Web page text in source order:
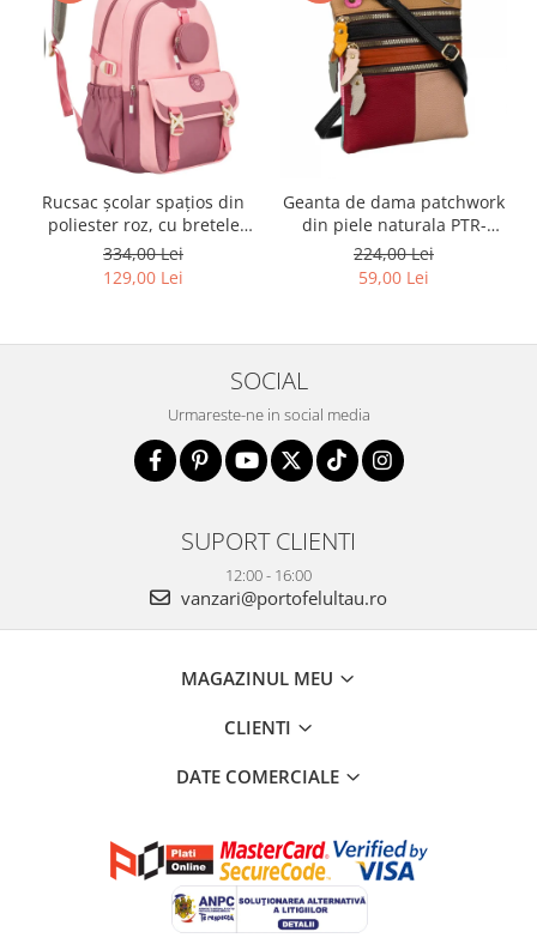
Rucsac școlar spațios din
poliester roz, cu bretele
reglabile - Peterson PTR-
PTN 8610-1327 PINK
334,00 Lei
129,00 Lei
Geanta de dama patchwork
din piele naturala PTR-
1718-SKL-6922 MULTI
224,00 Lei
59,00 Lei
SOCIAL
Urmareste-ne in social media
SUPORT CLIENTI
12:00 - 16:00
vanzari@portofelultau.ro
MAGAZINUL MEU
CLIENTI
DATE COMERCIALE